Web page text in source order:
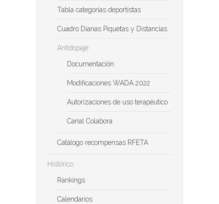
Tabla categorías deportistas
Cuadro Dianas Piquetas y Distancias
Antidopaje
Documentación
Modificaciones WADA 2022
Autorizaciones de uso terapéutico
Canal Colabora
Catálogo recompensas RFETA
Histórico
Rankings
Calendarios